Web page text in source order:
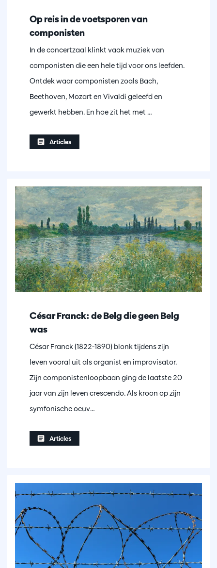
Op reis in de voetsporen van
componisten
In de concertzaal klinkt vaak muziek van
componisten die een hele tijd voor ons leefden.
Ontdek waar componisten zoals Bach,
Beethoven, Mozart en Vivaldi geleefd en
gewerkt hebben. En hoe zit het met …
Articles
César Franck: de Belg die geen Belg
was
César Franck (1822-1890) blonk tijdens zijn
leven vooral uit als organist en improvisator.
Zijn componistenloopbaan ging de laatste 20
jaar van zijn leven crescendo. Als kroon op zijn
symfonische oeuv…
Articles